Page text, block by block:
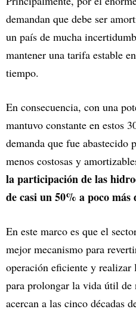
demandan que debe ser
un país de mucha
mantener una tarifa estable
tiempo.
En consecuencia, con una
mantuvo constante en estos
demanda que fue abastecido
menos costosas y
la participación de las
de casi un 50% a poco más
En este marco es que el
mejor mecanismo para
operación eficiente y realizar
para prolongar la vida útil de
acercan a las cinco décadas